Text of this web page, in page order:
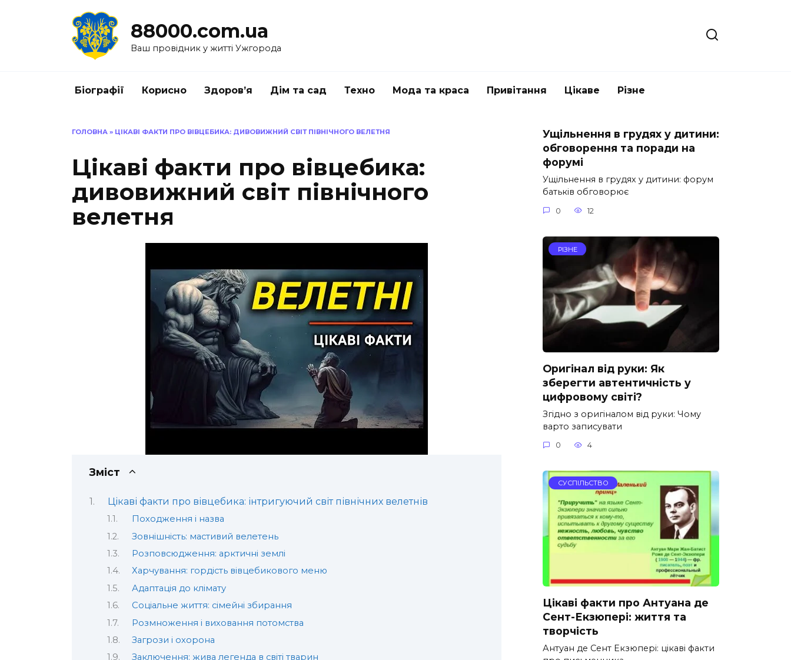
88000.com.ua
Ваш провідник у житті Ужгорода
Біографії Корисно Здоров’я Дім та сад Техно Мода та краса Привітання Цікаве Різне
ГОЛОВНА » ЦІКАВІ ФАКТИ ПРО ВІВЦЕБИКА: ДИВОВИЖНИЙ СВІТ ПІВНІЧНОГО ВЕЛЕТНЯ
Цікаві факти про вівцебика:
дивовижний світ північного
велетня
Зміст
Цікаві факти про вівцебика: інтригуючий світ північних велетнів
Походження і назва
Зовнішність: мастивий велетень
Розповсюдження: арктичні землі
Харчування: гордість вівцебикового меню
Адаптація до клімату
Соціальне життя: сімейні збирання
Розмноження і виховання потомства
Загрози і охорона
Заключення: жива легенда в світі тварин
Ущільнення в грудях у дитини:
обговорення та поради на
форумі
Ущільнення в грудях у дитини: форум
батьків обговорює
0 12
РІЗНЕ
Оригінал від руки: Як
зберегти автентичність у
цифровому світі?
Згідно з оригіналом від руки: Чому
варто записувати
0 4
СУСПІЛЬСТВО
Цікаві факти про Антуана де
Сент-Екзюпері: життя та
творчість
Антуан де Сент Екзюпері: цікаві факти